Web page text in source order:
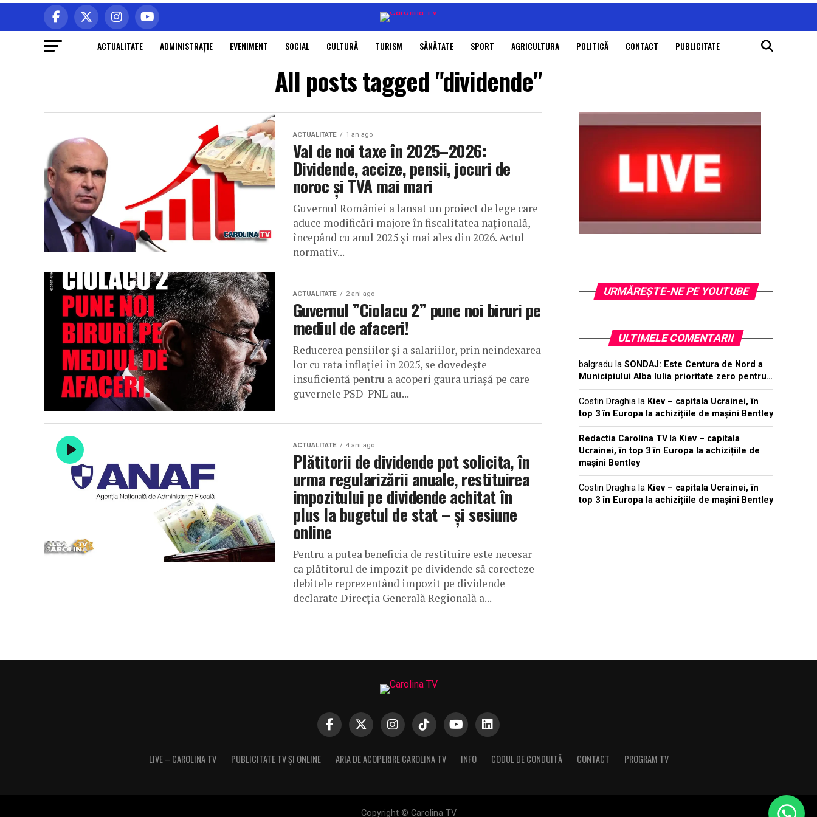
ACTUALITATE ADMINISTRAŢIE EVENIMENT SOCIAL CULTURĂ TURISM SĂNĂTATE SPORT AGRICULTURA POLITICĂ CONTACT PUBLICITATE
All posts tagged "dividende"
ACTUALITATE 1 an ago
Val de noi taxe în 2025–2026:
Dividende, accize, pensii, jocuri de
noroc și TVA mai mari
Guvernul României a lansat un proiect de lege care
aduce modificări majore în fiscalitatea națională,
începând cu anul 2025 și mai ales din 2026. Actul
normativ...
ACTUALITATE 2 ani ago
Guvernul ”Ciolacu 2” pune noi biruri pe
mediul de afaceri!
Reducerea pensiilor și a salariilor, prin neindexarea
lor cu rata inflației în 2025, se dovedește
insuficientă pentru a acoperi gaura uriașă pe care
guvernele PSD-PNL au...
ACTUALITATE 4 ani ago
Plătitorii de dividende pot solicita, în
urma regularizării anuale, restituirea
impozitului pe dividende achitat în
plus la bugetul de stat – şi sesiune
online
Pentru a putea beneficia de restituire este necesar
ca plătitorul de impozit pe dividende să corecteze
debitele reprezentând impozit pe dividende
declarate Direcţia Generală Regională a...
URMĂREŞTE-NE PE YOUTUBE
ULTIMELE COMENTARII
balgradu la SONDAJ: Este Centura de Nord a
Municipiului Alba Iulia prioritate zero pentru…
Costin Draghia la Kiev – capitala Ucrainei, în
top 3 în Europa la achizițiile de mașini Bentley
Redactia Carolina TVla Kiev – capitala
Ucrainei, în top 3 în Europa la achizițiile de
mașini Bentley
Costin Draghia la Kiev – capitala Ucrainei, în
top 3 în Europa la achizițiile de mașini Bentley
LIVE – CAROLINA TV PUBLICITATE TV ȘI ONLINE ARIA DE ACOPERIRE CAROLINA TV INFO CODUL DE CONDUITĂ CONTACT PROGRAM TV
Copyright © Carolina TV